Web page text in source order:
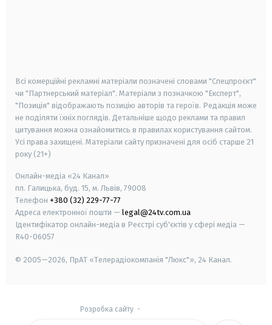
Всі комерційні рекламні матеріали позначені словами "Спецпроєкт"
чи "Партнерський матеріал". Матеріали з позначкою "Експерт",
"Позиція" відображають позицію авторів та героїв. Редакція може
не поділяти їхніх поглядів. Детальніше щодо реклами та правил
цитування можна ознайомитись в правилах користування сайтом.
Усі права захищені. Матеріали сайту призначені для осіб старше 21
року (21+)
Онлайн-медіа «24 Канал»
пл. Галицька, буд. 15, м. Львів, 79008
Телефон +380 (32) 229-77-77
Адреса електронної пошти — legal@24tv.com.ua
Ідентифікатор онлайн-медіа в Реєстрі суб'єктів у сфері медіа —
R40-06057
© 2005—2026, ПрАТ «Телерадіокомпанія "Люкс"», 24 Канал.
Розробка сайту-